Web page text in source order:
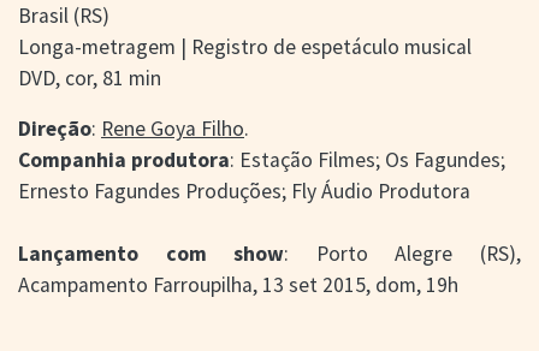
> BUSCA AVANÇADA
> LISTA DE FILMES
> FILMOGRAFIAS DE
> DISCOGRAFIAS
> BIBLIOGRAFIAS
CONTATO E
Brasil (RS)
Longa-metragem | Registro de espetáculo musical
DVD, cor, 81 min
Direção: Rene Goya Filho.
Companhia produtora: Estação Filmes; Os Fagundes;
Ernesto Fagundes Produções; Fly Áudio Produtora
Lançamento com show: Porto Alegre (RS),
Acampamento Farroupilha, 13 set 2015, dom, 19h